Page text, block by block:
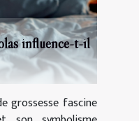
influence-t-il
grossesse fascine